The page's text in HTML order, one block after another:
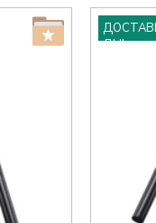
ДНІ